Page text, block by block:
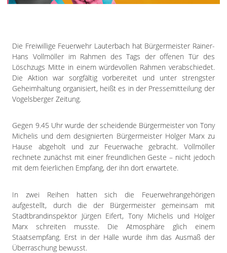
Die Freiwillige Feuerwehr Lauterbach hat Bürgermeister Rainer-
Hans Vollmöller im Rahmen des Tags der offenen Tür des
Löschzugs Mitte in einem würdevollen Rahmen verabschiedet.
Die Aktion war sorgfältig vorbereitet und unter strengster
Geheimhaltung organisiert, heißt es in der Pressemitteilung der
Vogelsberger Zeitung.
Gegen 9.45 Uhr wurde der scheidende Bürgermeister von Tony
Michelis und dem designierten Bürgermeister Holger Marx zu
Hause abgeholt und zur Feuerwache gebracht. Vollmöller
rechnete zunächst mit einer freundlichen Geste – nicht jedoch
mit dem feierlichen Empfang, der ihn dort erwartete.
In zwei Reihen hatten sich die Feuerwehrangehörigen
aufgestellt, durch die der Bürgermeister gemeinsam mit
Stadtbrandinspektor Jürgen Eifert, Tony Michelis und Holger
Marx schreiten musste. Die Atmosphäre glich einem
Staatsempfang. Erst in der Halle wurde ihm das Ausmaß der
Überraschung bewusst.